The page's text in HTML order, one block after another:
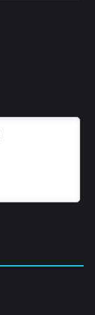
Tập 38
Tập 44